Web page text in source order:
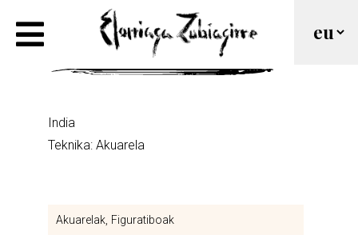
India
India
Teknika: Akuarela
Akuarelak Figuratiboak